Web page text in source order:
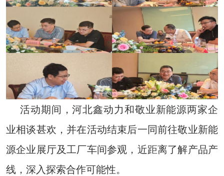
活动期间，河北鑫动力和敬业新能源两家企
业相谈甚欢，并在活动结束后一同前往敬业新能
源企业展厅及工厂车间参观，近距离了解产品产
线，深入探索合作可能性。